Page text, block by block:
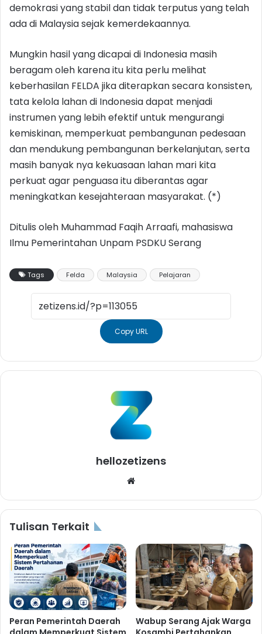
demokrasi yang stabil dan tidak terputus yang telah
ada di Malaysia sejak kemerdekaannya.
Mungkin hasil yang dicapai di Indonesia masih
beragam oleh karena itu kita perlu melihat
keberhasilan FELDA jika diterapkan secara konsisten,
tata kelola lahan di Indonesia dapat menjadi
instrumen yang lebih efektif untuk mengurangi
kemiskinan, memperkuat pembangunan pedesaan
dan mendukung pembangunan berkelanjutan, serta
masih banyak nya kekuasaan lahan mari kita
perkuat agar penguasa itu diberantas agar
meningkatkan kesejahteraan masyarakat. (*)
Ditulis oleh Muhammad Faqih Arraafi, mahasiswa
Ilmu Pemerintahan Unpam PSDKU Serang
Tags Felda Malaysia Pelajaran
Copy URL
hellozetizens
Tulisan Terkait
Peran Pemerintah Daerah
Wabup Serang Ajak Warga